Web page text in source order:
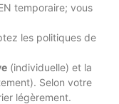
temporaire; vous
les politiques de
(individuelle) et la
Selon votre
légèrement.